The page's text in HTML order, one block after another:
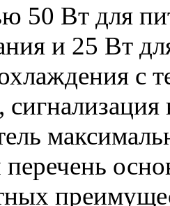
50 Вт для
и 25 Вт
с